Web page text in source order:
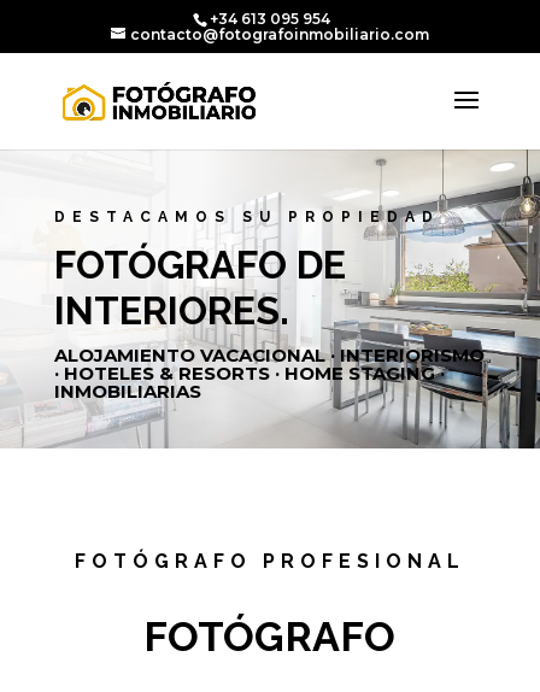
+34 613 095 954
contacto@fotografoinmobiliario.com
DESTACAMOS SU PROPIEDAD
FOTÓGRAFO DE
INTERIORES.
ALOJAMIENTO VACACIONAL · INTERIORISMO
· HOTELES & RESORTS · HOME STAGING ·
INMOBILIARIAS
FOTÓGRAFO PROFESIONAL
FOTÓGRAFO